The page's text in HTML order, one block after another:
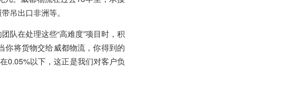
吊出口非洲等。
队在处理这些“高难度”项目时，积
你将货物交给威都物流，你得到的
0.05%以下，这正是我们对客户负